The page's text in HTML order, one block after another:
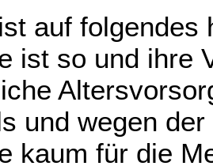
auf folgendes
ist so und ihre
und wegen
kaum für die